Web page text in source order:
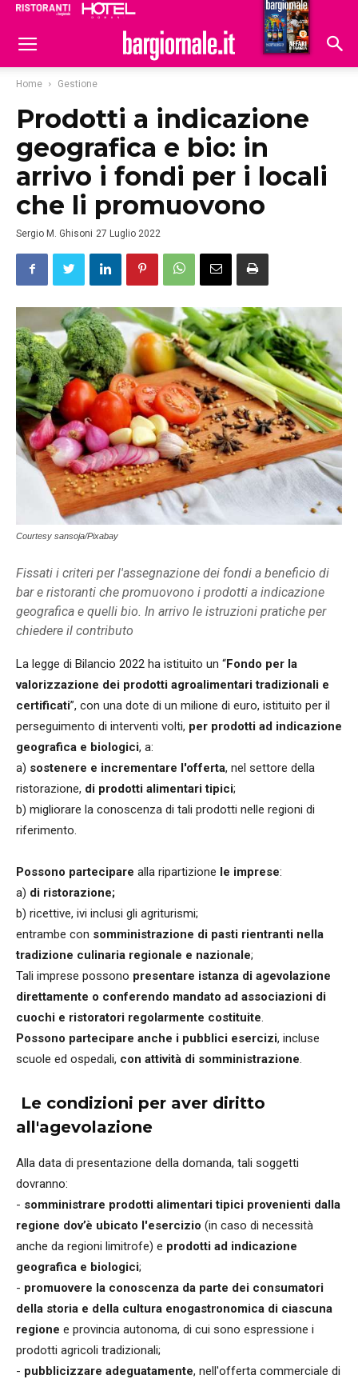
Hoteldomani
Home Gestione
Prodotti a indicazione
geografica e bio: in
arrivo i fondi per i locali
che li promuovono
Sergio M. Ghisoni 27 Luglio 2022
Courtesy sansoja/Pixabay
Fissati i criteri per l'assegnazione dei fondi a beneficio di
bar e ristoranti che promuovono i prodotti a indicazione
geografica e quelli bio. In arrivo le istruzioni pratiche per
chiedere il contributo
La legge di Bilancio 2022 ha istituito un “Fondo per la
valorizzazione dei prodotti agroalimentari tradizionali e
certificati”, con una dote di un milione di euro, istituito per il
perseguimento di interventi volti, per prodotti ad indicazione
geografica e biologici, a:
a) sostenere e incrementare l'offerta, nel settore della
ristorazione, di prodotti alimentari tipici;
b) migliorare la conoscenza di tali prodotti nelle regioni di
riferimento.
Possono partecipare alla ripartizione le imprese:
a) di ristorazione;
b) ricettive, ivi inclusi gli agriturismi;
entrambe con somministrazione di pasti rientranti nella
tradizione culinaria regionale e nazionale;
Tali imprese possono presentare istanza di agevolazione
direttamente o conferendo mandato ad associazioni di
cuochi e ristoratori regolarmente costituite.
Possono partecipare anche i pubblici esercizi, incluse
scuole ed ospedali, con attività di somministrazione.
Le condizioni per aver diritto
all'agevolazione
Alla data di presentazione della domanda, tali soggetti
dovranno:
- somministrare prodotti alimentari tipici provenienti dalla
regione dov’è ubicato l'esercizio (in caso di necessità
anche da regioni limitrofe) e prodotti ad indicazione
geografica e biologici;
- promuovere la conoscenza da parte dei consumatori
della storia e della cultura enogastronomica di ciascuna
regione e provincia autonoma, di cui sono espressione i
prodotti agricoli tradizionali;
- pubblicizzare adeguatamente, nell'offerta commerciale di